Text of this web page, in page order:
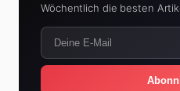
Wöchentlich die besten